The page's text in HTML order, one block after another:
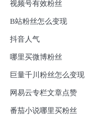
视频号有效粉丝
B站粉丝怎么变现
抖音人气
哪里买微博粉丝
巨量千川粉丝怎么变现
网易云专栏文章点赞
番茄小说哪里买粉丝